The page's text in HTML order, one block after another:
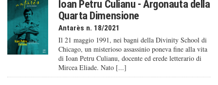
Ioan Petru Culianu - Argonauta della
Quarta Dimensione
Antarès n. 18/2021
Il 21 maggio 1991, nei bagni della Divinity School di
Chicago, un misterioso assassinio poneva fine alla vita
di Ioan Petru Culianu, docente ed erede letterario di
Mircea Eliade. Nato [...]